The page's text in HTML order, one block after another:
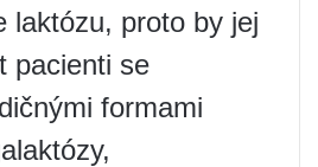
laktózu, proto by jej
pacienti se
formami